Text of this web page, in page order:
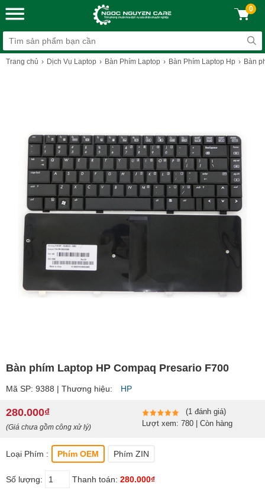
0
Trang chủ Dịch Vụ Laptop Bàn Phím Laptop Bàn Phím Laptop Hp Bàn
Bàn phím Laptop HP Compaq Presario F700
Mã SP: 9388 | Thương hiệu: HP
280.000₫
(Giá chưa gồm công xử lý)
(1 đánh giá)
Lượt xem: 780 | Còn hàng
Loại Phím : Phím OEM Phím ZIN
Số lượng: Thanh toán: 280.000₫